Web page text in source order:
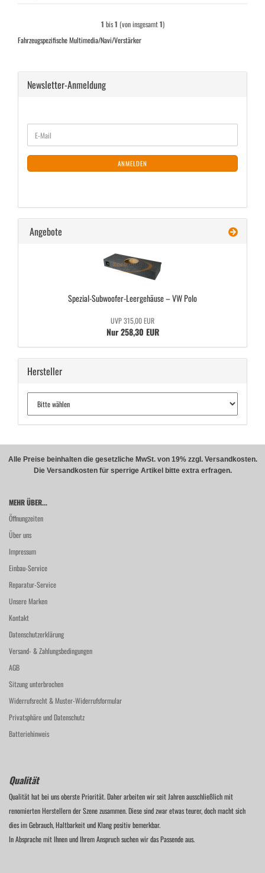
1 bis1 (von insgesamt1)
Fahrzeugspezifische Multimedia/Navi/Verstärker
Newsletter-Anmeldung
ZUR
NEWSLETTER-
ANMELDUNG
E-
Mail
ANMELDEN
Angebote
Spezial-​Subwoofer-Leergehäuse – VW Polo
UVP 315,00 EUR
Nur 258,30 EUR
Hersteller
Alle Preise beinhalten die gesetzliche MwSt. von 19% zzgl. Versandkosten.
Die Versandkosten für sperrige Artikel bitte extra erfragen.
MEHR ÜBER...
Öffnungzeiten
Über uns
Impressum
Einbau-Service
Reparatur-Service
Unsere Marken
Kontakt
Datenschutzerklärung
Versand- & Zahlungsbedingungen
AGB
Sitzung unterbrochen
Widerrufsrecht & Muster-Widerrufsformular
Privatsphäre und Datenschutz
Batteriehinweis
Qualität
Qualität hat bei uns oberste Priorität. Daher arbeiten wir seit Jahren ausschließlich mit
renomierten Herstellern der Szene zusammen. Diese sind zwar etwas teurer, doch macht sich
dies im Gebrauch, Haltbarkeit und Klang positiv bemerkbar.
In Absprache mit Ihnen und Ihrem Anspruch suchen wir das Passende aus.